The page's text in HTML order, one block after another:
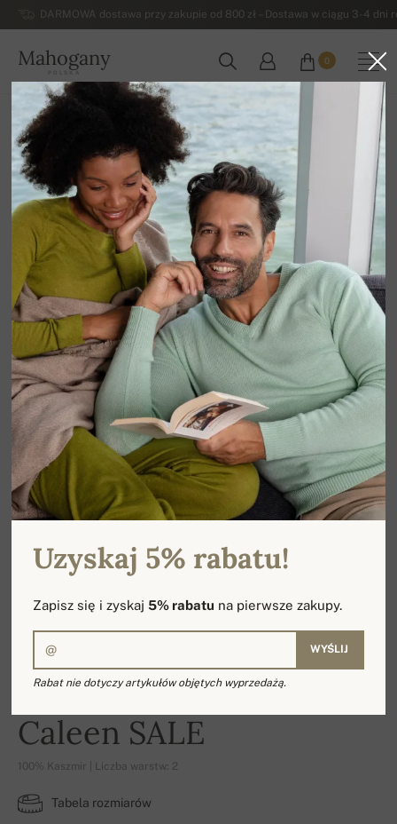
DARMOWA dostawa przy zakupie od 800 zł – Dostawa w ciągu 3-4
Mahogany
POLSKA
0
Strona główna Wyprzedaz
Caleen SALE
100% Kaszmir | Liczba warstw: 2
Tabela rozmiarów
Uzyskaj 5% rabatu!
Zapisz się i zyskaj5% rabatu na pierwsze zakupy.
WYŚLIJ
Rabat nie dotyczy artykułów objętych wyprzedażą.